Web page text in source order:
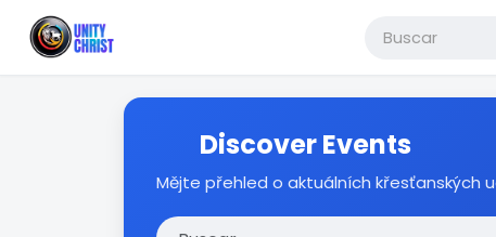
Discover Events
Mějte přehled o aktuálních křesťanských